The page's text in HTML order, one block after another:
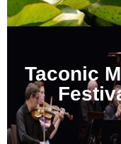
Taconic